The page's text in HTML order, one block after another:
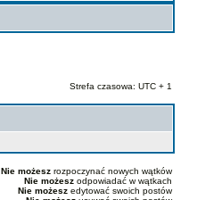
Strefa czasowa: UTC + 1
Nie możesz rozpoczynać nowych wątków
Nie możesz odpowiadać w wątkach
Nie możesz edytować swoich postów